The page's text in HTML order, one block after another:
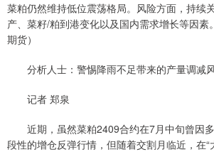
菜粕仍然维持低位震荡格局。风险方面，持续
产、菜籽/粕到港变化以及国内需求增长等因素
期货）
分析人士：警惕降雨不足带来的产量调减
记者 郑泉
近期，虽然菜粕2409合约在7月中旬曾因
段性的增仓反弹行情，但随着交割月临近，在“